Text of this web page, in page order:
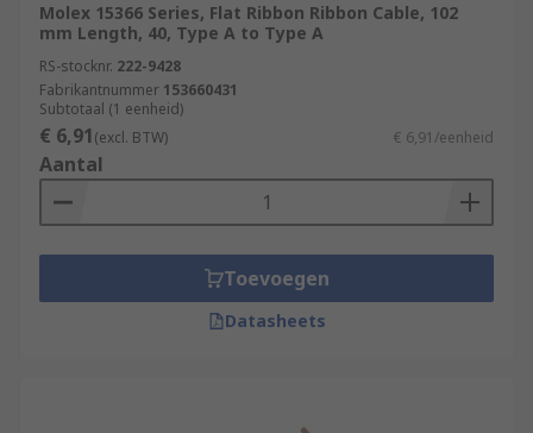
Molex 15366 Series, Flat Ribbon Ribbon Cable, 102
mm Length, 40, Type A to Type A
RS-stocknr. 222-9428
Fabrikantnummer 153660431
Subtotaal (1 eenheid)
€ 6,91(excl. BTW) € 6,91/eenheid
Aantal
Toevoegen
Datasheets